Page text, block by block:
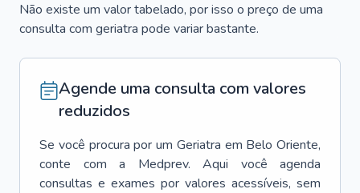
Não existe um valor tabelado, por isso o preço de uma
consulta com geriatra pode variar bastante.
Agende uma consulta com valores
reduzidos
Se você procura por um Geriatra em Belo Oriente,
conte com a Medprev. Aqui você agenda
consultas e exames por valores acessíveis, sem